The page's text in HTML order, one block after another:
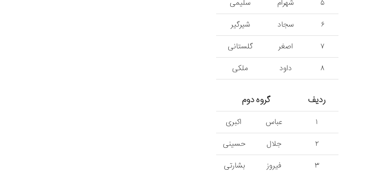
۵
شهرام
سلیمی
۶
سجاد
شیرگیر
۷
اصغر
گلستانی
۸
داود ملکی
ردیف گروه دوم
۱ عباس
اکبری
۲
جلال
حسینی
۳
فیروز
بشارتی